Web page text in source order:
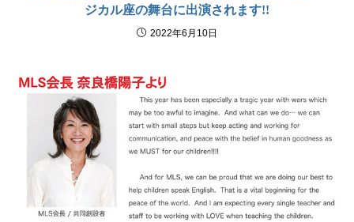
ジカル座の舞台に出演されます!!
2022年6月10日